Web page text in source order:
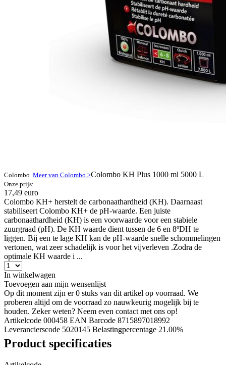
Colombo Meer van Colombo >Colombo KH Plus 1000 ml 5000 L
Onze prijs:
17,49 euro
Colombo KH+ herstelt de carbonaathardheid (KH). Daarnaast
stabiliseert Colombo KH+ de pH-waarde. Een juiste
carbonaathardheid (KH) is een voorwaarde voor een stabiele
zuurgraad (pH). De KH waarde dient tussen de 6 en 8ºDH te
liggen. Bij een te lage KH kan de pH-waarde snelle schommelingen
vertonen, wat zeer schadelijk is voor het vijverleven .Zodra de
optimale KH waarde i ...
In winkelwagen
Toevoegen aan mijn wensenlijst
Op dit moment zijn er 0 stuks van dit artikel op voorraad. We
proberen altijd om de voorraad zo nauwkeurig mogelijk bij te
houden. Zeker weten? Neem even contact met ons op!
Artikelcode 000458 EAN Barcode 8715897018992
Leverancierscode 5020145 Belastingpercentage 21.00%
Product specificaties